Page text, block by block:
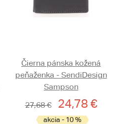
Čierna pánska kožená
peňaženka - SendiDesign
Sampson
27,68 €
24,78 €
akcia - 10 %